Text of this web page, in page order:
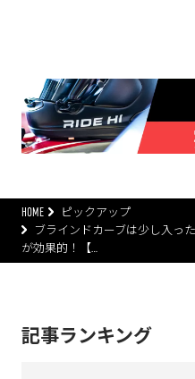
HOME
ピックアップ
ブラインドカーブは少し入っ
が効果的！【…
記事ランキング